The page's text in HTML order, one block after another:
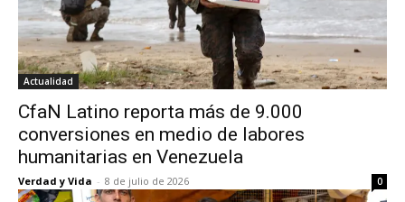
Actualidad
CfaN Latino reporta más de 9.000
conversiones en medio de labores
humanitarias en Venezuela
Verdad y Vida - 8 de julio de 2026 0